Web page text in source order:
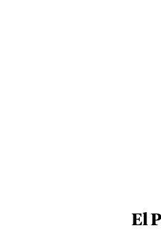
El